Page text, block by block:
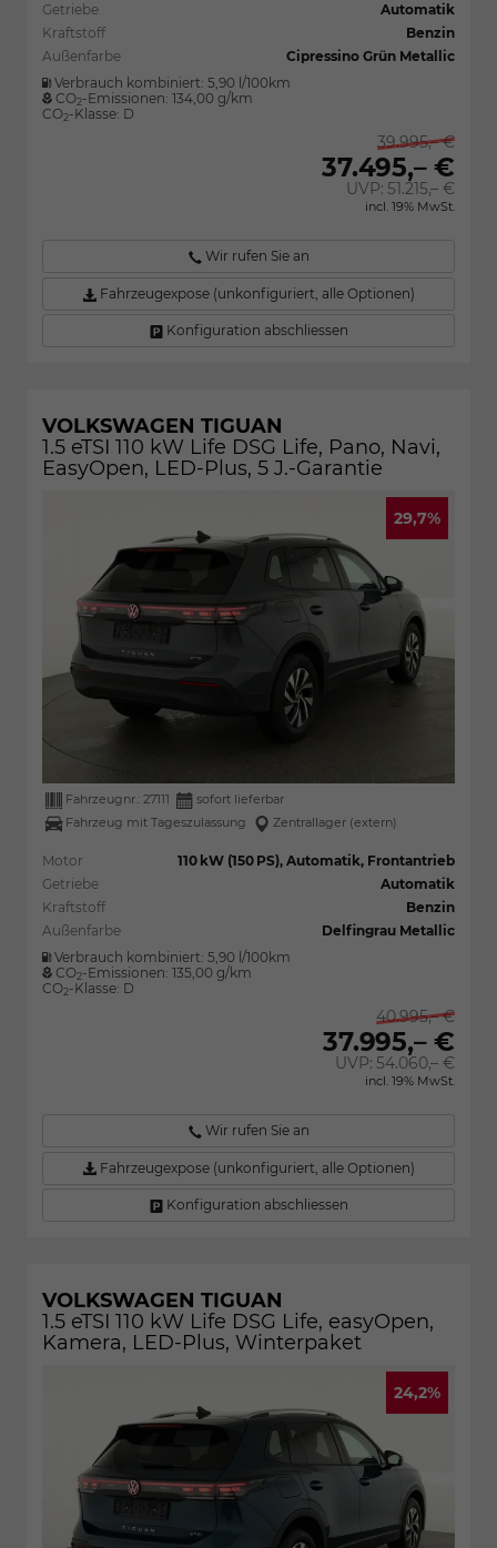
Getriebe
Automatik
Kraftstoff
Benzin
Außenfarbe
Cipressino Grün Metallic
Verbrauch kombiniert: 5,90 l/100km
CO2-Emissionen: 134,00 g/km
CO2-Klasse: D
39.995,– €
37.495,– €
UVP:51.215,– €
incl. 19% MwSt.
Wir rufen Sie an
Fahrzeugexpose (unkonfiguriert, alle Optionen)
Konfiguration abschliessen
VOLKSWAGEN TIGUAN
1.5 eTSI 110 kW Life DSG Life, Pano, Navi,
EasyOpen, LED-Plus, 5 J.-Garantie
29,7%
Fahrzeugnr.: 27111
sofort lieferbar
Fahrzeug mit Tageszulassung
Zentrallager (extern)
Motor
110 kW (150 PS), Automatik, Frontantrieb
Getriebe
Automatik
Kraftstoff
Benzin
Außenfarbe
Delfingrau Metallic
Verbrauch kombiniert: 5,90 l/100km
CO2-Emissionen: 135,00 g/km
CO2-Klasse: D
40.995,– €
37.995,– €
UVP:54.060,– €
incl. 19% MwSt.
Wir rufen Sie an
Fahrzeugexpose (unkonfiguriert, alle Optionen)
Konfiguration abschliessen
VOLKSWAGEN TIGUAN
1.5 eTSI 110 kW Life DSG Life, easyOpen,
Kamera, LED-Plus, Winterpaket
24,2%